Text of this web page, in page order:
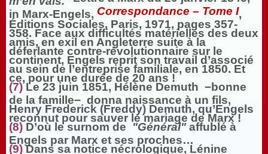
in Marx-Engels, Correspondance – Tome I
Éditions Sociales, Paris, 1971, pages 357-
358. Face aux difficultés matérielles des deux
amis, en exil en Angleterre suite à la
déferlante contre-révolutionnaire sur le
continent, Engels reprit son travail d’associé
au sein de l’entreprise familiale, en 1850. Et
ce, pour une durée de 20 ans !
(7)Le 23 juin 1851, Hélène Demuth −bonne
de la famille− donna naissance à un fils,
Henry Frederick (Freddy) Demuth, qu’Engels
reconnut pour sauver le mariage de Marx !
(8) D’où le surnom de "Général" affublé à
Engels par Marx et ses proches…
(9)Dans sa notice nécrologique, Lénine